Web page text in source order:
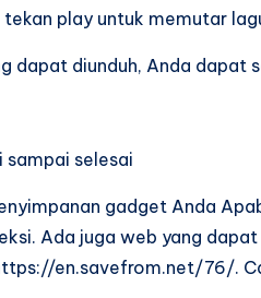
play untuk memutar
dapat diunduh, Anda dapat
sampai selesai
gadget Anda
Ada juga web yang
en.savefrom.net/76/.